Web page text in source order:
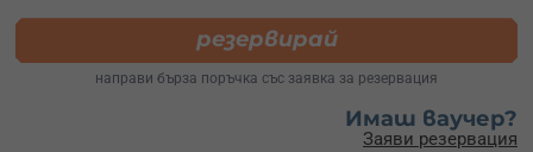
резервирай
направи бърза поръчка със заявка за резервация
Имаш ваучер?
Заяви резервация